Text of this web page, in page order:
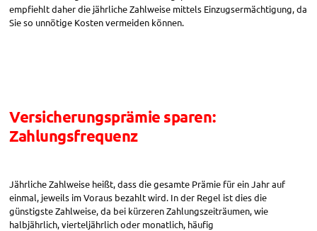
empfiehlt daher die jährliche Zahlweise mittels Einzugsermächtigung, da
Sie so unnötige Kosten vermeiden können.
Versicherungsprämie sparen:
Zahlungsfrequenz
Jährliche Zahlweise heißt, dass die gesamte Prämie für ein Jahr auf
einmal, jeweils im Voraus bezahlt wird. In der Regel ist dies die
günstigste Zahlweise, da bei kürzeren Zahlungszeiträumen, wie
halbjährlich, vierteljährlich oder monatlich, häufig